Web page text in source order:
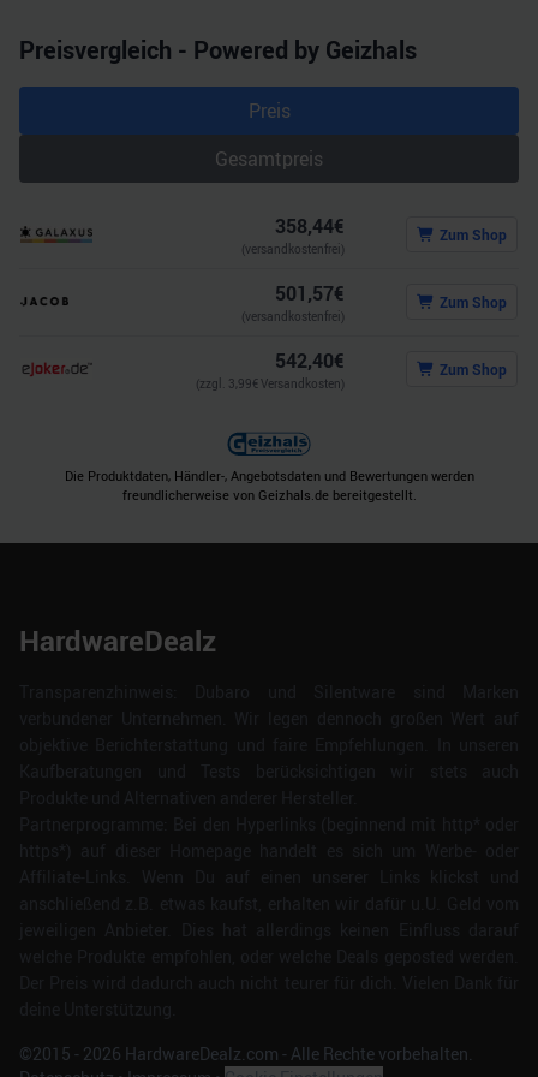
gesammelt haben.
Preisvergleich - Powered by Geizhals
Preis
Gesamtpreis
358,44€
(versandkostenfrei)
Zum Shop
501,57€
(versandkostenfrei)
Zum Shop
542,40€
(zzgl. 3,99€ Versandkosten)
Zum Shop
Die Produktdaten, Händler-, Angebotsdaten und Bewertungen werden
freundlicherweise von Geizhals.de bereitgestellt.
HardwareDealz
©2015 - 2026 HardwareDealz.com - Alle Rechte vorbehalten.